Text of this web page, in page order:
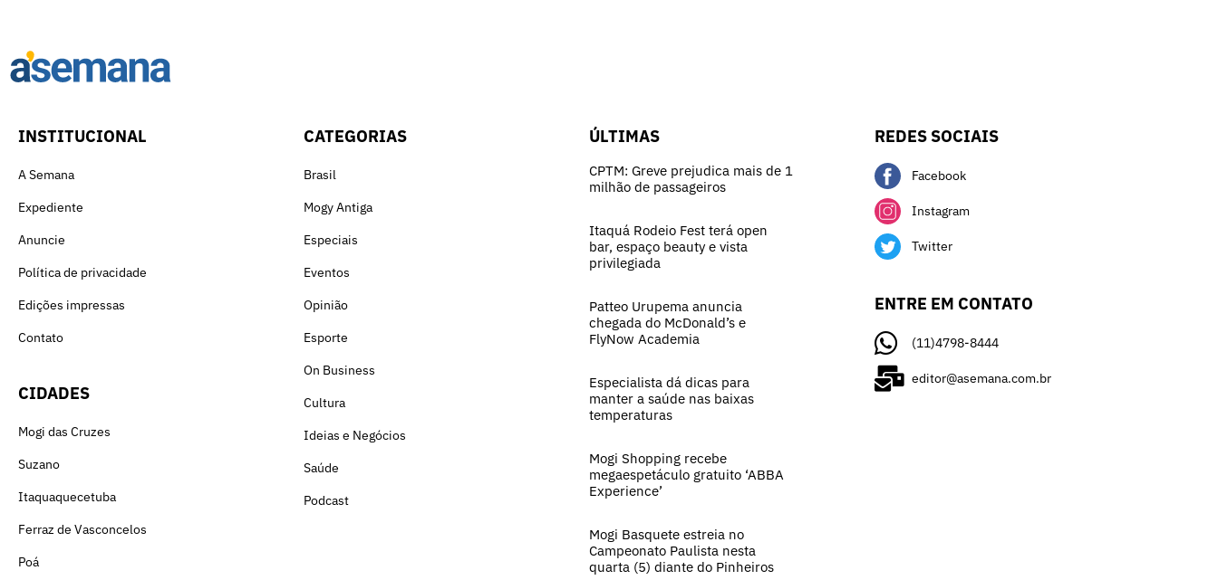
INSTITUCIONAL
A Semana
Expediente
Anuncie
Política de privacidade
Edições impressas
Contato
CIDADES
Mogi das Cruzes
Suzano
Itaquaquecetuba
Ferraz de Vasconcelos
Poá
CATEGORIAS
Brasil
Mogy Antiga
Especiais
Eventos
Opinião
Esporte
On Business
Cultura
Ideias e Negócios
Saúde
Podcast
ÚLTIMAS
CPTM: Greve prejudica mais de 1
milhão de passageiros
Itaquá Rodeio Fest terá open
bar, espaço beauty e vista
privilegiada
Patteo Urupema anuncia
chegada do McDonald’s e
FlyNow Academia
Especialista dá dicas para
manter a saúde nas baixas
temperaturas
Mogi Shopping recebe
megaespetáculo gratuito ‘ABBA
Experience’
Mogi Basquete estreia no
Campeonato Paulista nesta
quarta (5) diante do Pinheiros
REDES SOCIAIS
Facebook
Instagram
Twitter
ENTRE EM CONTATO
(11)4798-8444
editor@asemana.com.br